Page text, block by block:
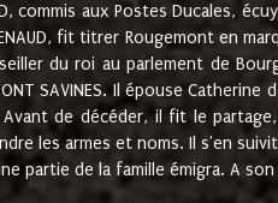
commis aux Postes Ducales,
fit titrer Rougemont en
du roi au parlement de
SAVINES. Il épouse
de décéder, il fit le
les armes et noms. Il s'en
partie de la famille émigra. A